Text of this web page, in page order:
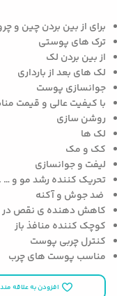
برای از بین بردن چین و
ترک های پوستی
از بین بردن لک
لک های بعد از بارداری
جوانسازی پوست
با کیفیت عالی و قیمت
روشن سازی
لک ها
کک و مک
لیفت و جوانسازی
تحریک کننده رشد مو و … .
ضد جوش و آکنه
کاهش دهنده ی نقص در
کوچک کننده منافذ باز
کنترل چربی پوست
مناسب پوست های چرب
افزودن به علاقه